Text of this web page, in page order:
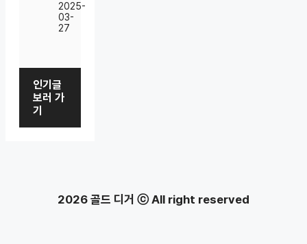
2025-
03-
27
인기글
보러 가
기
2026 골드 디거 ⓒ All right reserved